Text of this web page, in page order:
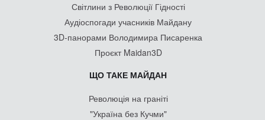
Світлини з Революції Гідності
Аудіоспогади учасників Майдану
3D-панорами Володимира Писаренка
Проєкт Maidan3D
ЩО ТАКЕ МАЙДАН
Революція на граніті
"Україна без Кучми"